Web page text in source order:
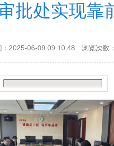
批处实现靠
：2025-06-09 09:10:48 浏览次数：